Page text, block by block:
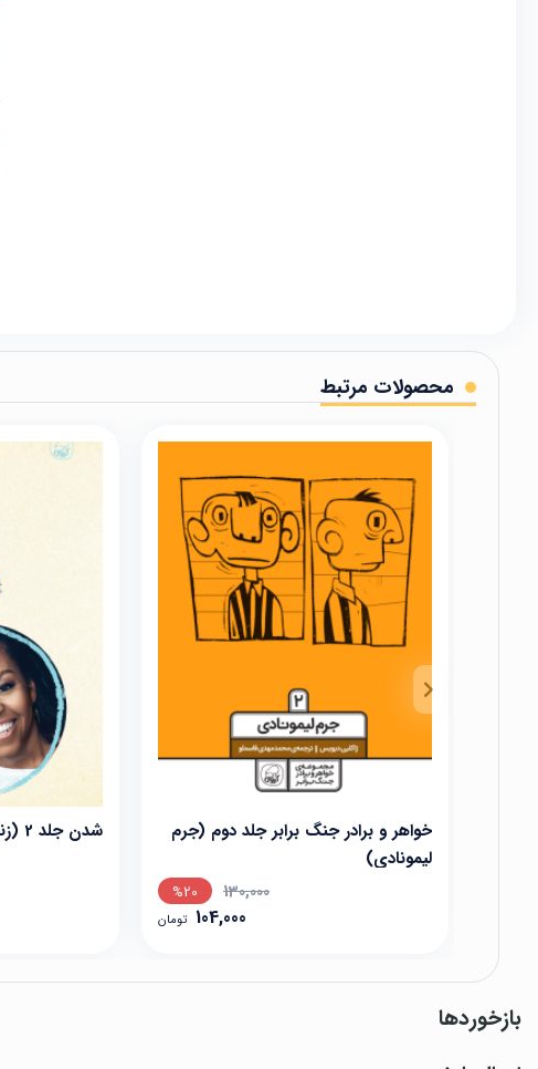
محصولات مرتبط
خواهر و برادر جنگ برابر جلد دوم (جرم
لیمونادی)
130,000
%20
104,000 تومان
شدن جلد 2 (زندگی نامه میشل اوباما)
بازخوردها